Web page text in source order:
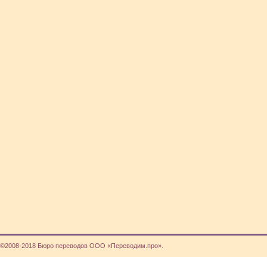
©2008-2018 Бюро переводов ООО «Переводим.про».